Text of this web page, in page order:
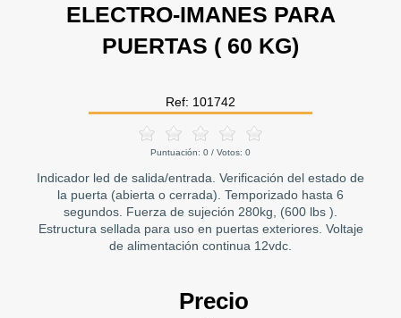
ELECTRO-IMANES PARA
PUERTAS ( 60 KG)
Ref: 101742
Puntuación: 0 / Votos: 0
Indicador led de salida/entrada. Verificación del estado de
la puerta (abierta o cerrada). Temporizado hasta 6
segundos. Fuerza de sujeción 280kg, (600 lbs ).
Estructura sellada para uso en puertas exteriores. Voltaje
de alimentación continua 12vdc.
Precio